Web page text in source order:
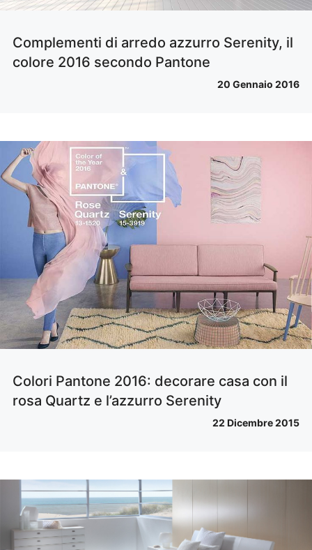
Complementi di arredo azzurro Serenity, il
colore 2016 secondo Pantone
20 Gennaio 2016
Colori Pantone 2016: decorare casa con il
rosa Quartz e l’azzurro Serenity
22 Dicembre 2015